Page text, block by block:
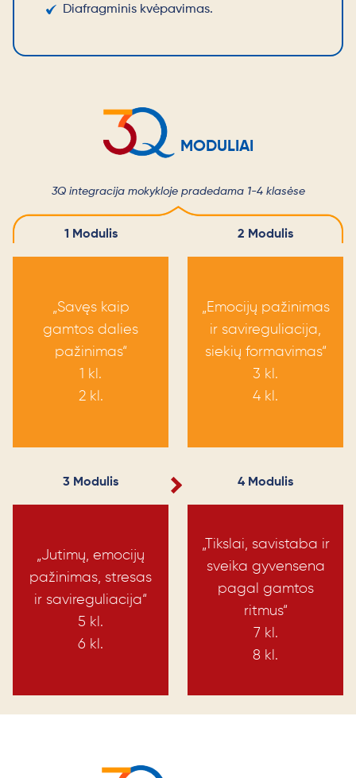
Diafragminis kvėpavimas.
MODULIAI
3Q integracija mokykloje pradedama 1-4 klasėse
1 Modulis
„Savęs kaip
gamtos dalies
pažinimas“
1 kl.
2 kl.
2 Modulis
„Emocijų pažinimas
ir savireguliacija,
siekių formavimas“
3 kl.
4 kl.
3 Modulis
„Jutimų, emocijų
pažinimas, stresas
ir savireguliacija“
5 kl.
6 kl.
4 Modulis
„Tikslai, savistaba ir
sveika gyvensena
pagal gamtos
ritmus“
7 kl.
8 kl.